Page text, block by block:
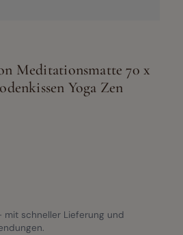
Meditationsmatte 70 x
Yoga Zen
mit schneller Lieferung und